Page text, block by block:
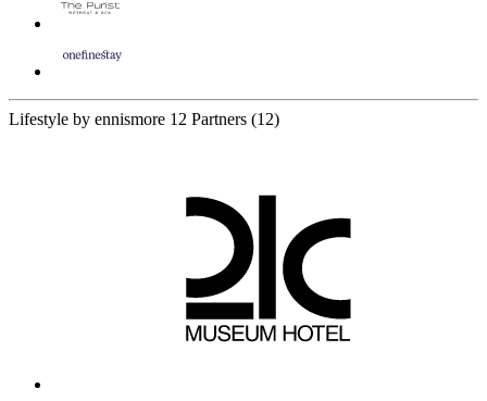
Lifestyle by ennismore 12 Partners (12)